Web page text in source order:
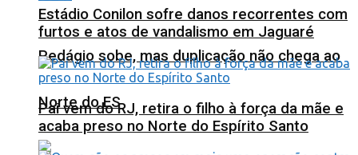
Pedágio sobe, mas duplicação não chega ao
Norte do ES
Estádio Conilon sofre danos recorrentes com
furtos e atos de vandalismo em Jaguaré
Pai vem do RJ, retira o filho à força da mãe e
acaba preso no Norte do Espírito Santo